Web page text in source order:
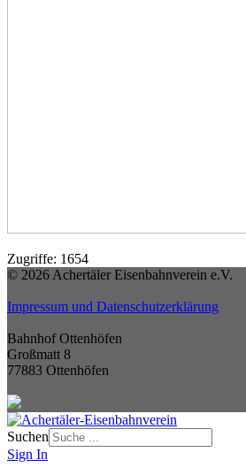
Zugriffe: 1654
© 2026 Achertäler Eisenbahnverein e.V.
Impressum und Datenschutzerklärung
Bahnhof Ottenhöfen
Großmatt 8
77883 Ottenhöfen
Suchen
Sign In